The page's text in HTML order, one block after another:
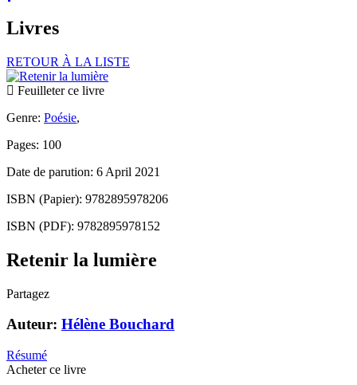
Livres
RETOUR À LA LISTE
Feuilleter ce livre
Genre: Poésie,
Pages: 100
Date de parution: 6 April 2021
ISBN (Papier): 9782895978206
ISBN (PDF): 9782895978152
Retenir la lumière
Partagez
Auteur: Hélène Bouchard
Résumé
Acheter ce livre